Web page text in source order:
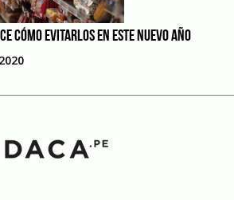
CÓMO EVITARLOS EN ESTE NUEVO AÑO